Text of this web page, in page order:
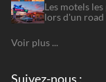
Les motels
lors d'un
Voir plus ...
Suivez-nous :